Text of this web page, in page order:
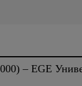
– EGE